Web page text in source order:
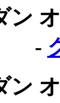
ン
-
ン